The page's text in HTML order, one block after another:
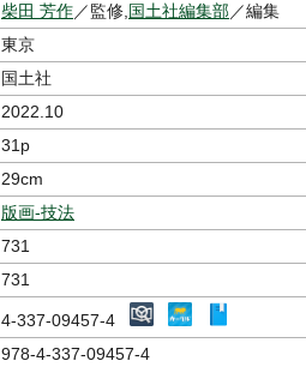
柴田 芳作／監修, 国土社編集部／編集
東京
国土社
2022.10
31p
29cm
版画-技法
731
731
4-337-09457-4
978-4-337-09457-4